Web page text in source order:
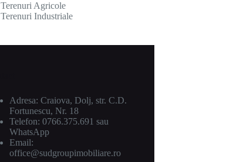
Terenuri Agricole
Terenuri Industriale
Adresa: Craiova, Dolj, str. C.D.
Fortunescu, Nr. 18
Telefon:0766.375.691 sau
WhatsApp
Email:
office@sudgroupimobiliare.ro